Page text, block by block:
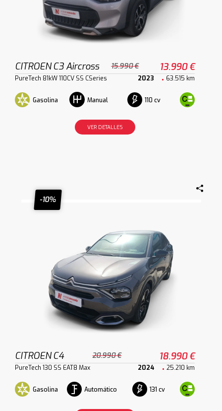
CITROEN C3 Aircross 15.990 € 13.990 €
PureTech 81kW 110CV SS CSeries 2023 63.515 km
Gasolina Manual 110 cv
VER DETALLES
-10%
CITROEN C4 20.990 € 18.990 €
PureTech 130 SS EAT8 Max 2024 25.210 km
Gasolina Automático 131 cv